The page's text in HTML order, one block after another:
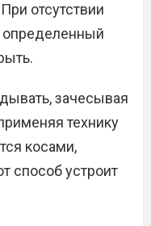
отсутствии
определенный
зачесывая
технику
косами,
способ устроит